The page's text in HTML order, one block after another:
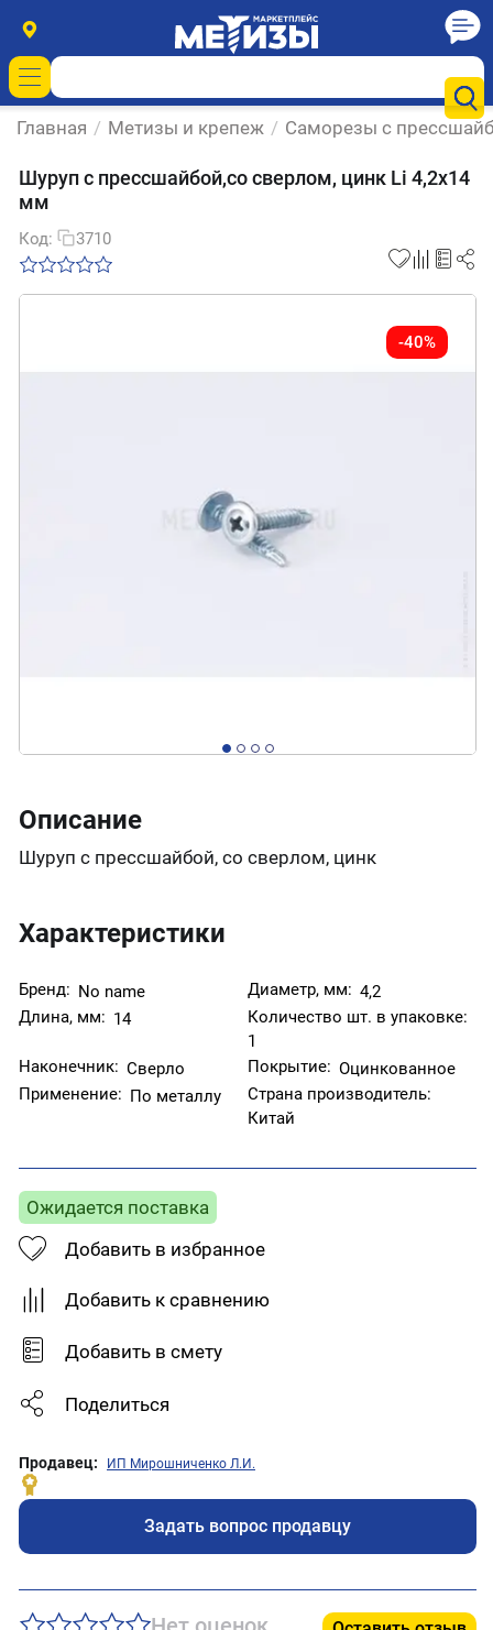
Главная / Метизы и крепеж / Саморезы с
Шуруп с прессшайбой,со сверлом, цинк Li 4,2х14
мм
Код: 3710
-40%
Описание
Шуруп с прессшайбой, со сверлом, цинк
Характеристики
Бренд: No name Диаметр, мм: 4,2
Длина, мм: 14
Количество шт. в упаковке:
1
Наконечник: Сверло Покрытие: Оцинкованное
Применение: По металлу
Страна производитель:
Китай
Ожидается поставка
Добавить в избранное
Добавить к сравнению
Добавить в смету
Поделиться
Продавец: ИП Мирошниченко Л.И.
Задать вопрос продавцу